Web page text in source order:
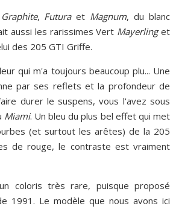
Graphite, Futuraet Magnum, du blanc
aussi les rarissimes Vert Mayerlinget
des 205 GTI Griffe.
qui m'a toujours beaucoup plu... Une
par ses reflets et la profondeur de
durer le suspens, vous l'avez sous
Miami. Un bleu du plus bel effet qui met
(et surtout les arêtes) de la 205
de rouge, le contraste est vraiment
coloris très rare, puisque proposé
1991. Le modèle que nous avons ici